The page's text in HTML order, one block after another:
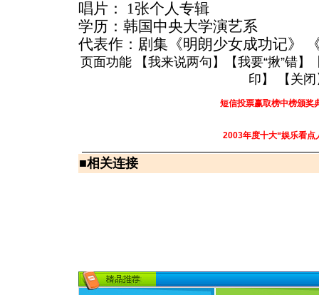
唱片： 1张个人专辑
学历：韩国中央大学演艺系
代表作：剧集《明朗少女成功记》
页面功能 【我来说两句 】【我要“揪”错】
印 】 【 关闭
短信投票赢取榜中榜颁奖
2003年度十大“娱乐看点
■相关连接